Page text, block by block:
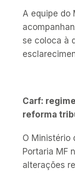
A equipe do
se coloca à
Carf:
reforma
O Ministério
Portaria MF
alterações